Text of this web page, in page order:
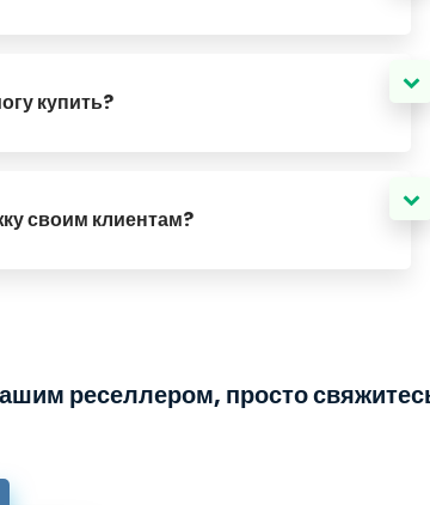
купить?
своим клиентам?
реселлером, просто